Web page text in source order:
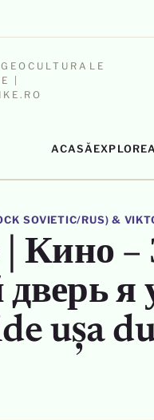
|
ACASĂ
SOVIETIC/RUS) &
Кино –
я
ușa